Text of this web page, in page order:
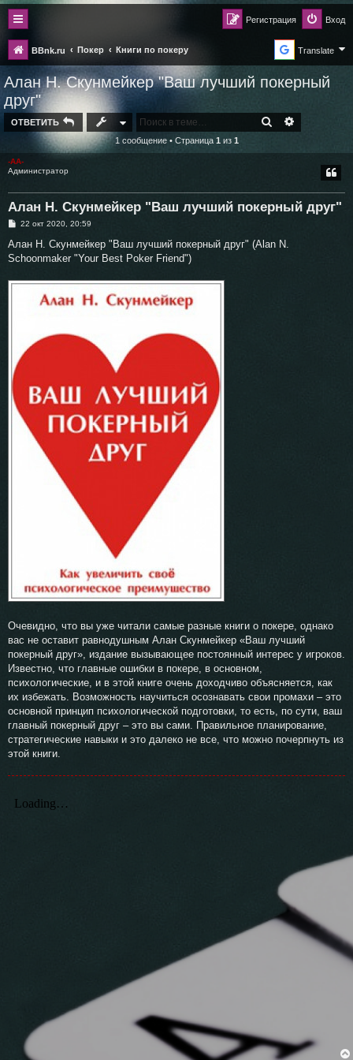
Вход
Регистрация
BBnk.ru Покер Книги по покеру Translate
Алан Н. Скунмейкер "Ваш лучший покерный
друг"
ОТВЕТИТЬ ПОИСК
1 сообщение • Страница 1 из 1
-AA-
Администратор
Алан Н. Скунмейкер "Ваш лучший покерный друг"
С
о
щ
н
22 окт 2020, 20:59
Алан Н. Скунмейкер "Ваш лучший покерный друг" (Alan N.
Schoonmaker "Your Best Poker Friend")
Очевидно, что вы уже читали самые разные книги о покере, однако
вас не оставит равнодушным Алан Скунмейкер «Ваш лучший
покерный друг», издание вызывающее постоянный интерес у игроков.
Известно, что главные ошибки в покере, в основном,
психологические, и в этой книге очень доходчиво объясняется, как
их избежать. Возможность научиться осознавать свои промахи – это
основной принцип психологической подготовки, то есть, по сути, ваш
главный покерный друг – это вы сами. Правильное планирование,
стратегические навыки и это далеко не все, что можно почерпнуть из
этой книги.